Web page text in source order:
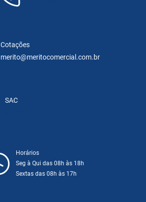
Cotações
merito@meritocomercial.com.br
SAC
Horários
Seg à Qui das 08h às 18h
Sextas das 08h às 17h